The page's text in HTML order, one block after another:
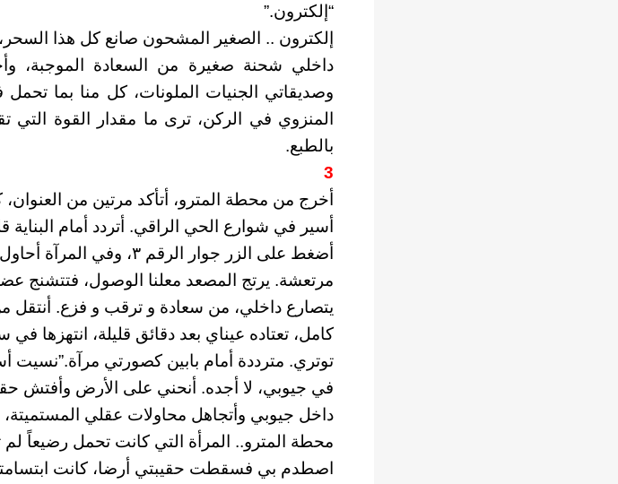
“إلكترون.”
إلكترون .. الصغير المشحون صانع كل هذا
داخلي شحنة صغيرة من السعادة الموجبة،
وصديقاتي الجنيات الملونات، كل منا بما
المنزوي في الركن، ترى ما مقدار القوة التي
بالطبع.
3
أخرج من محطة المترو، أتأكد مرتين من
أسير في شوارع الحي الراقي. أتردد أمام البناية
أضغط على الزر جوار الرقم ٣، وفي المرآة أحاول تثبيت البسمة المرسومة بعضلات
مرتعشة. يرتج المصعد معلنا الوصول، فتتشنج
يتصارع داخلي، من سعادة و ترقب و فزع. أنتقل
كامل، تعتاده عيناي بعد دقائق قليلة، انتهزها
توتري. مترددة أمام بابين كصورتي
في جيوبي، لا أجده. أنحني على الأرض وأفتش
داخل جيوبي وأتجاهل محاولات عقلي
محطة المترو.. المرأة التي كانت تحمل رضيعاً
اصطدم بي فسقطت حقيبتي أرضا، كانت